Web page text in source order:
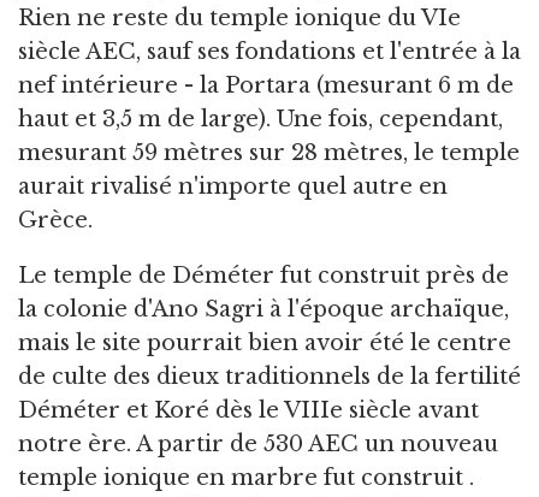
Rien ne reste du temple ionique du VIe
siècle AEC, sauf ses fondations et l'entrée à la
nef intérieure - la Portara (mesurant 6 m de
haut et 3,5 m de large). Une fois, cependant,
mesurant 59 mètres sur 28 mètres, le temple
aurait rivalisé n'importe quel autre en
Grèce.
Le temple de Déméter fut construit près de
la colonie d'Ano Sagri à l'époque archaïque,
mais le site pourrait bien avoir été le centre
de culte des dieux traditionnels de la fertilité
Déméter et Koré dès le VIIIe siècle avant
notre ère. A partir de 530 AEC un nouveau
temple ionique en marbre fut construit .